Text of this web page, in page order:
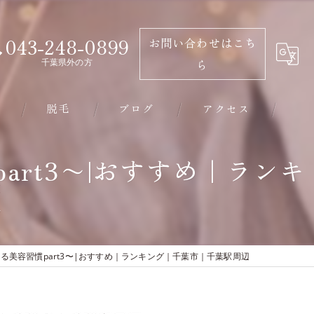
043-248-0899
千葉県外の方
お問い合わせはこち
ら
脱毛 ブログ アクセス
千葉市のエステ･有限会社ビソウの口コミ情報
〜|おすすめ｜ランキ
美容習慣part3〜|おすすめ｜ランキング｜千葉市｜千葉駅周辺